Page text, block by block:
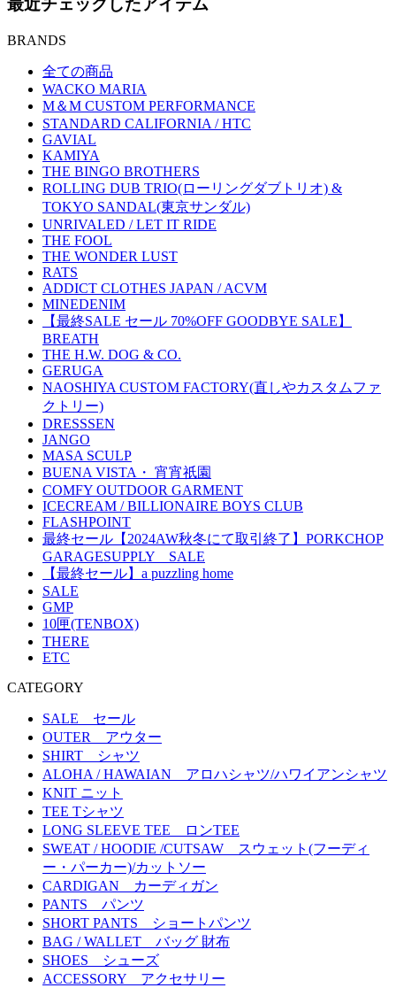
最近チェックしたアイテム
BRANDS
全ての商品
WACKO MARIA
M＆M CUSTOM PERFORMANCE
STANDARD CALIFORNIA / HTC
GAVIAL
KAMIYA
THE BINGO BROTHERS
ROLLING DUB TRIO(ローリングダブトリオ) &
TOKYO SANDAL(東京サンダル)
UNRIVALED / LET IT RIDE
THE FOOL
THE WONDER LUST
RATS
ADDICT CLOTHES JAPAN / ACVM
MINEDENIM
【最終SALE セール 70%OFF GOODBYE SALE】
BREATH
THE H.W. DOG & CO.
GERUGA
NAOSHIYA CUSTOM FACTORY(直しやカスタムファ
クトリー)
DRESSSEN
JANGO
MASA SCULP
BUENA VISTA・ 宵宵祇園
COMFY OUTDOOR GARMENT
ICECREAM / BILLIONAIRE BOYS CLUB
FLASHPOINT
最終セール【2024AW秋冬にて取引終了】PORKCHOP
GARAGESUPPLY SALE
【最終セール】a puzzling home
SALE
GMP
10匣(TENBOX)
THERE
ETC
CATEGORY
SALE セール
OUTER アウター
SHIRT シャツ
ALOHA / HAWAIAN アロハシャツ/ハワイアンシャツ
KNIT ニット
TEE Tシャツ
LONG SLEEVE TEE ロンTEE
SWEAT / HOODIE /CUTSAW スウェット(フーディ
ー・パーカー)/カットソー
CARDIGAN カーディガン
PANTS パンツ
SHORT PANTS ショートパンツ
BAG / WALLET バッグ 財布
SHOES シューズ
ACCESSORY アクセサリー